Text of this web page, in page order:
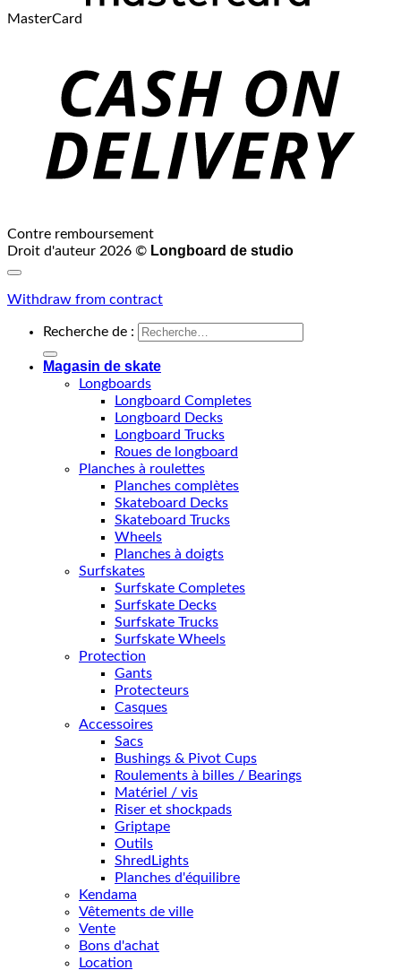
MasterCard
Contre remboursement
Droit d'auteur 2026 © Longboard de studio
Withdraw from contract
Recherche de :
Magasin de skate
Longboards
Longboard Completes
Longboard Decks
Longboard Trucks
Roues de longboard
Planches à roulettes
Planches complètes
Skateboard Decks
Skateboard Trucks
Wheels
Planches à doigts
Surfskates
Surfskate Completes
Surfskate Decks
Surfskate Trucks
Surfskate Wheels
Protection
Gants
Protecteurs
Casques
Accessoires
Sacs
Bushings & Pivot Cups
Roulements à billes / Bearings
Matériel / vis
Riser et shockpads
Griptape
Outils
ShredLights
Planches d'équilibre
Kendama
Vêtements de ville
Vente
Bons d'achat
Location